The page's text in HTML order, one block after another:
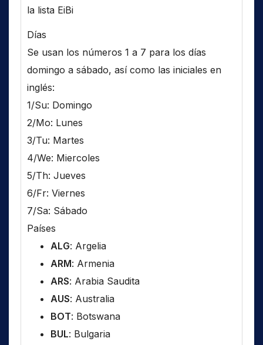
la lista EiBi
Días
Se usan los números 1 a 7 para los días
domingo a sábado, así como las iniciales en
inglés:
1/Su: Domingo
2/Mo: Lunes
3/Tu: Martes
4/We: Miercoles
5/Th: Jueves
6/Fr: Viernes
7/Sa: Sábado
Países
ALG: Argelia
ARM: Armenia
ARS: Arabia Saudita
AUS: Australia
BOT: Botswana
BUL: Bulgaria